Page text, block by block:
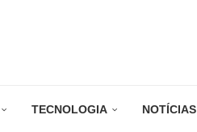
TECNOLOGIA NOTÍCIAS